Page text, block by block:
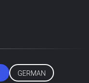
GERMAN